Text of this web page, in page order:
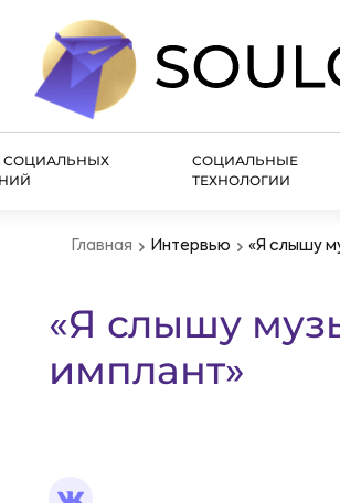
СОЦИАЛЬНЫХ
СОЦИАЛЬНЫЕ
ТЕХНОЛОГИИ
Главная Интервью «Я слышу
«Я слышу
имплант»